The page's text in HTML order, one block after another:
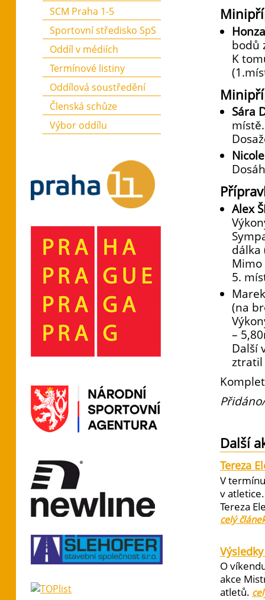
bodů
K
Sára
místě.
Alex
dálka
Mimo
5.
(na
–
Další
ztratil
Další
Tereza
V
v
Tereza
celý
O
akce
atletů.
SCM Praha 1-5
Sportovní středisko SpS
Oddíl v médiích
Termínové listiny
Oddílová soustředění
Členská schůze
Výbor oddílu